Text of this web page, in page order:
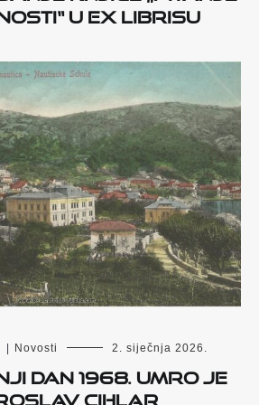
u Ex Librisu
Novosti 2. siječnja 2026.
dan 1968. umro je
Cihlar